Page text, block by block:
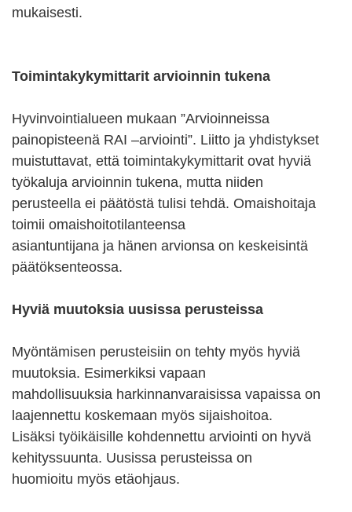
mukaisesti.
Toimintakykymittarit arvioinnin tukena
Hyvinvointialueen mukaan ”Arvioinneissa
painopisteenä RAI –arviointi”. Liitto ja yhdistykset
muistuttavat, että toimintakykymittarit ovat hyviä
työkaluja arvioinnin tukena, mutta niiden
perusteella ei päätöstä tulisi tehdä. Omaishoitaja
toimii omaishoitotilanteensa
asiantuntijana ja hänen arvionsa on keskeisintä
päätöksenteossa.
Hyviä muutoksia uusissa perusteissa
Myöntämisen perusteisiin on tehty myös hyviä
muutoksia. Esimerkiksi vapaan
mahdollisuuksia harkinnanvaraisissa vapaissa on
laajennettu koskemaan myös sijaishoitoa.
Lisäksi työikäisille kohdennettu arviointi on hyvä
kehityssuunta. Uusissa perusteissa on
huomioitu myös etäohjaus.